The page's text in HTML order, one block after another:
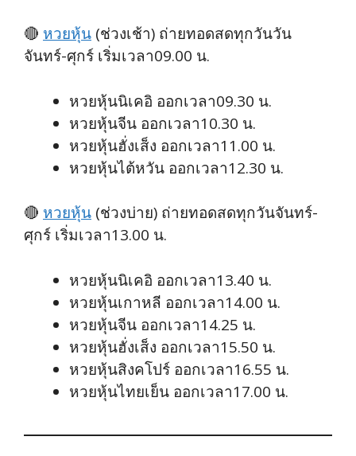
🔴 หวยหุ้น (ช่วงเช้า) ถ่ายทอดสดทุกวันวัน
จันทร์-ศุกร์ เริ่มเวลา09.00 น.
หวยหุ้นนิเคอิ ออกเวลา09.30 น.
หวยหุ้นจีน ออกเวลา10.30 น.
หวยหุ้นฮั่งเส็ง ออกเวลา11.00 น.
หวยหุ้นไต้หวัน ออกเวลา12.30 น.
🔴 หวยหุ้น (ช่วงบ่าย) ถ่ายทอดสดทุกวันจันทร์-
ศุกร์ เริ่มเวลา13.00 น.
หวยหุ้นนิเคอิ ออกเวลา13.40 น.
หวยหุ้นเกาหลี ออกเวลา14.00 น.
หวยหุ้นจีน ออกเวลา14.25 น.
หวยหุ้นฮั่งเส็ง ออกเวลา15.50 น.
หวยหุ้นสิงคโปร์ ออกเวลา16.55 น.
หวยหุ้นไทยเย็น ออกเวลา17.00 น.